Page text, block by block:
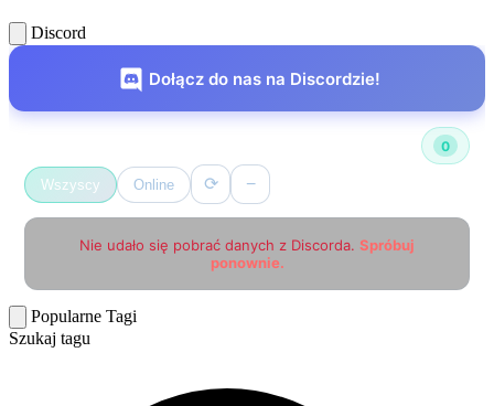
Discord
Dołącz do nas na Discordzie!
0
Wszyscy Online ⟳ −
Nie udało się pobrać danych z Discorda. Spróbuj
ponownie.
Popularne Tagi
Szukaj tagu